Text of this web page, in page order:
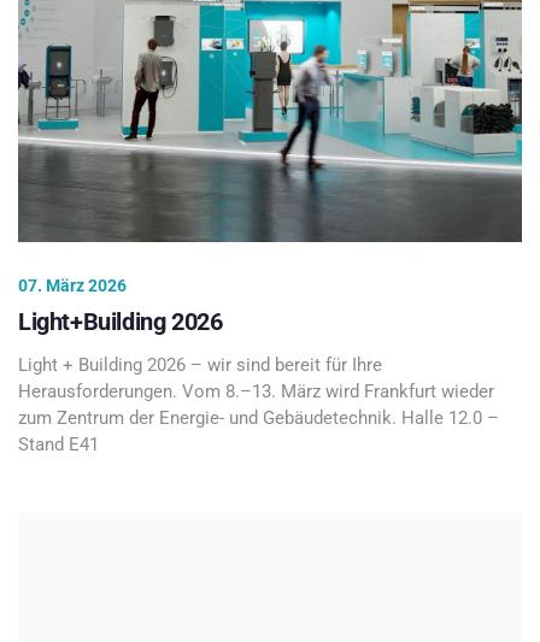
07. März 2026
Light+Building 2026
Light + Building 2026 – wir sind bereit für Ihre
Herausforderungen. Vom 8.–13. März wird Frankfurt wieder
zum Zentrum der Energie- und Gebäudetechnik. Halle 12.0 –
Stand E41